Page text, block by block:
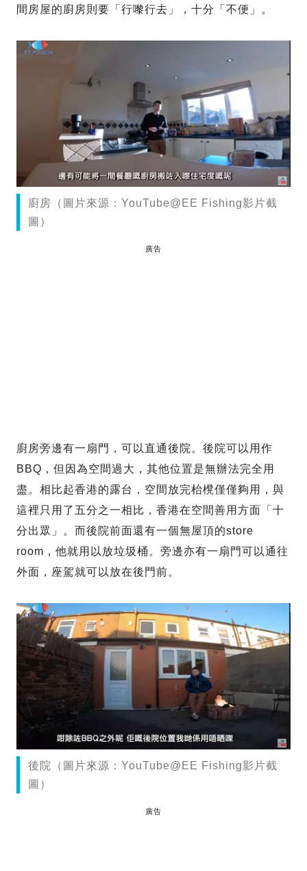
間房屋的廚房則要「行嚟行去」，十分「不便」。
廚房（圖片來源：YouTube@EE Fishing影片截
圖）
廣告
廚房旁邊有一扇門，可以直通後院。後院可以用作
BBQ，但因為空間過大，其他位置是無辦法完全用
盡。相比起香港的露台，空間放完枱櫈僅僅夠用，與
這裡只用了五分之一相比，香港在空間善用方面「十
分出眾」。而後院前面還有一個無屋頂的store
room，他就用以放垃圾桶。旁邊亦有一扇門可以通往
外面，座駕就可以放在後門前。
後院（圖片來源：YouTube@EE Fishing影片截
圖）
廣告